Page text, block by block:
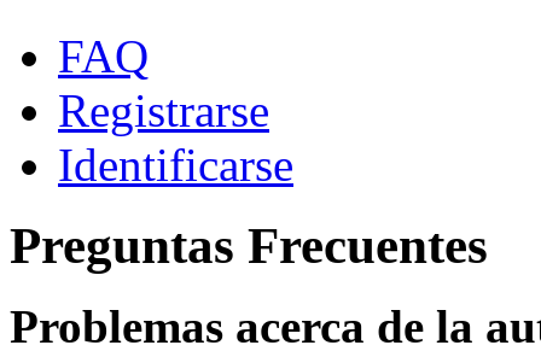
FAQ
Registrarse
Identificarse
Preguntas Frecuentes
Problemas acerca de la